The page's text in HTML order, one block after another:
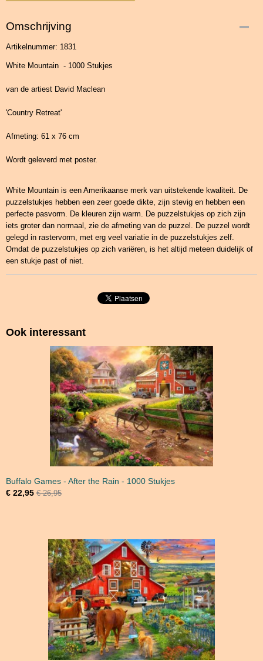
Omschrijving
Artikelnummer: 1831
White Mountain - 1000 Stukjes
van de artiest David Maclean
'Country Retreat'
Afmeting: 61 x 76 cm
Wordt geleverd met poster.
White Mountain is een Amerikaanse merk van uitstekende kwaliteit. De
puzzelstukjes hebben een zeer goede dikte, zijn stevig en hebben een
perfecte pasvorm. De kleuren zijn warm. De puzzelstukjes op zich zijn
iets groter dan normaal, zie de afmeting van de puzzel. De puzzel wordt
gelegd in rastervorm, met erg veel variatie in de puzzelstukjes zelf.
Omdat de puzzelstukjes op zich variëren, is het altijd meteen duidelijk of
een stukje past of niet.
Ook interessant
Buffalo Games - After the Rain - 1000 Stukjes
€ 22,95 € 26,95